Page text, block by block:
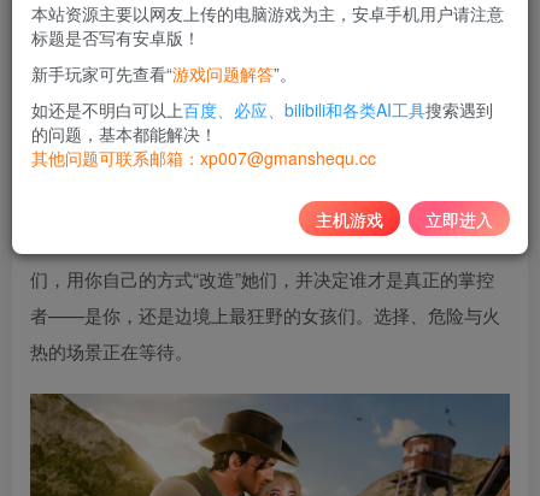
此内容为付费资源，请付费后查看
10
黄金会员免费
在这款狂野西部冒险中，追捕一群美艳的女亡命徒。抓住她
们，用你自己的方式“改造”她们，并决定谁才是真正的掌控
者——是你，还是边境上最狂野的女孩们。选择、危险与火
热的场景正在等待。
本站资源主要以网友上传的电脑游戏为主，安卓手机用户请注意
标题是否写有安卓版！
新手玩家可先查看“游戏问题解答”。
如还是不明白可以上百度、必应、bilibili和各类AI工具搜索遇到
的问题，基本都能解决！
其他问题可联系邮箱：xp007@gmanshequ.cc
主机游戏 立即进入